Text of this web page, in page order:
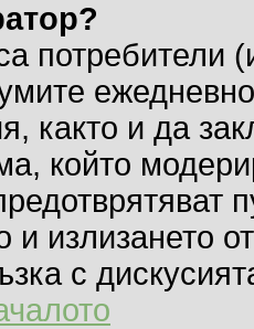
потребители
както и да
който
и излизането
с